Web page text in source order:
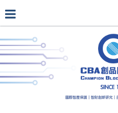
公司介紹